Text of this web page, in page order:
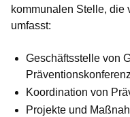
kommunalen Stelle, die
umfasst:
Geschäftsstelle von
Koordination von
Projekte und